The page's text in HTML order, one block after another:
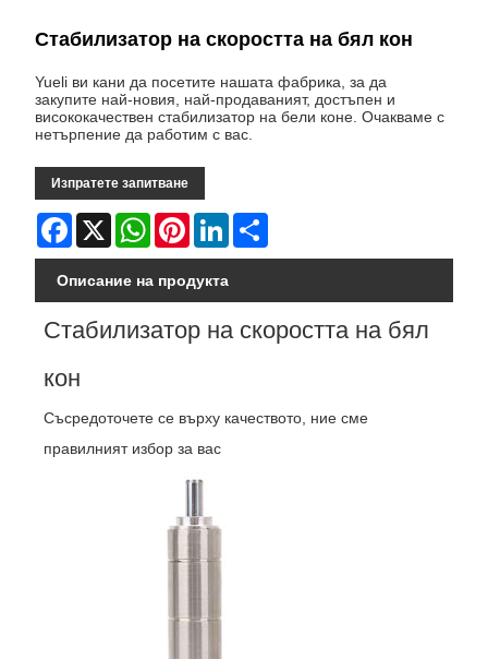
Стабилизатор на скоростта на бял кон
Yueli ви кани да посетите нашата фабрика, за да
закупите най-новия, най-продаваният, достъпен и
висококачествен стабилизатор на бели коне. Очакваме с
нетърпение да работим с вас.
Изпратете запитване
Facebook
X WhatsAppPinterestLinkedIn
Описание на продукта
Стабилизатор на скоростта на бял
кон
Съсредоточете се върху качеството, ние сме
правилният избор за вас